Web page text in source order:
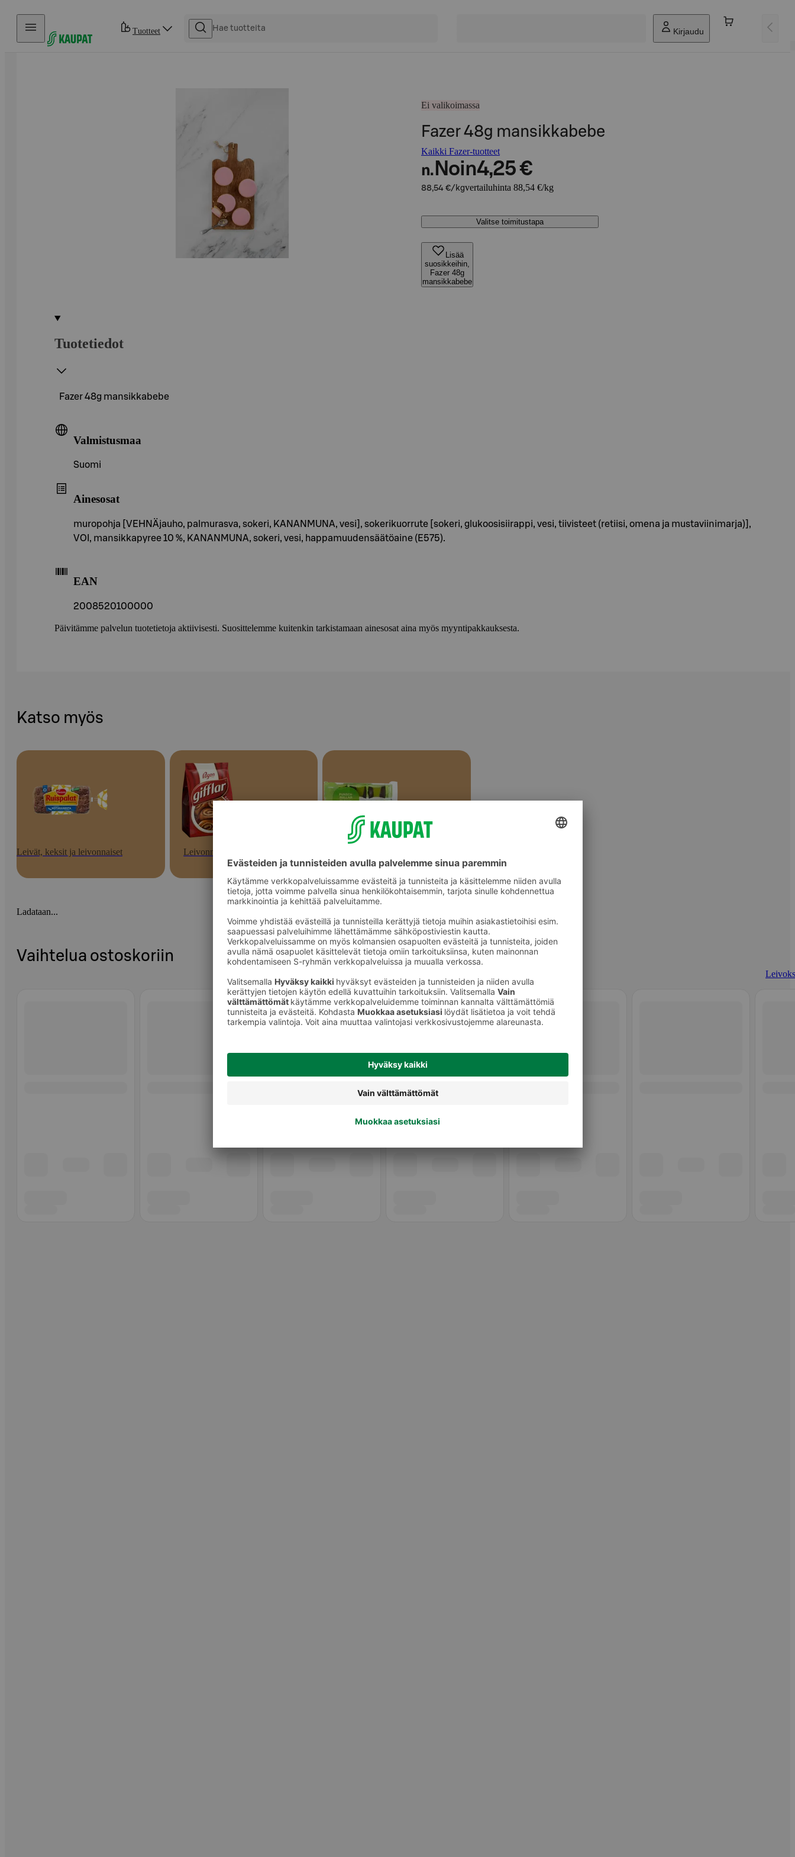
Hyppää sisältöön
Tuotteet Kirjaudu
Ei valikoimassa
Fazer 48g mansikkabebe
Kaikki Fazer-tuotteet
n. Noin4,25 €
88,54 €/kgvertailuhinta 88,54 €/kg
Valitse toimitustapa
Lisää
suosikkeihin,
Fazer 48g
mansikkabebe
Tuotetiedot
Fazer 48g mansikkabebe
Valmistusmaa
Suomi
Ainesosat
muropohja [VEHNÄjauho, palmurasva, sokeri, KANANMUNA, vesi], sokerikuorrute [sokeri, glukoosisiirappi, vesi, tiivisteet (retiisi, omena ja mustaviinimarja)],
VOI, mansikkapyree 10 %, KANANMUNA, sokeri, vesi, happamuudensäätöaine (E575).
EAN
2008520100000
Päivitämme palvelun tuotetietoja aktiivisesti. Suosittelemme kuitenkin tarkistamaan ainesosat aina myös myyntipakkauksesta.
Katso myös
Leivät, keksit ja leivonnaiset Leivonnaiset
Ladataan...
Vaihtelua ostoskoriin